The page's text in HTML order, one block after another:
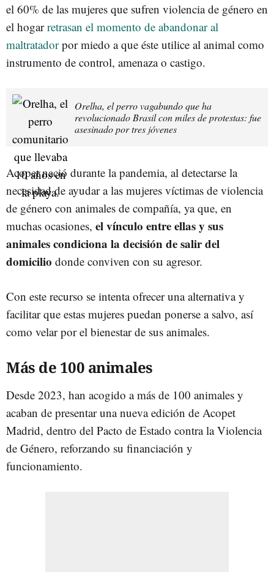
el 60% de las mujeres que sufren violencia de género en
el hogarretrasan el momento de abandonar al
maltratadorpor miedo a que éste utilice al animal como
instrumento de control, amenaza o castigo.
Orelha, el perro vagabundo que ha
revolucionado Brasil con miles de protestas: fue
asesinado por tres jóvenes
Acopet nació durante la pandemia, al detectarse la
necesidad de ayudar a las mujeres víctimas de violencia
de género con animales de compañía, ya que, en
muchas ocasiones, el vínculo entre ellas y sus
animales condiciona la decisión de salir del
domicilio donde conviven con su agresor.
Con este recurso se intenta ofrecer una alternativa y
facilitar que estas mujeres puedan ponerse a salvo, así
como velar por el bienestar de sus animales.
Más de 100 animales
Desde 2023, han acogido a más de 100 animales y
acaban de presentar una nueva edición de Acopet
Madrid, dentro del Pacto de Estado contra la Violencia
de Género, reforzando su financiación y
funcionamiento.